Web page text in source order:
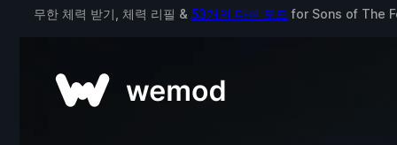
무한 체력 받기, 체력 리필 & 53개의 다른 모드 for Sons of The